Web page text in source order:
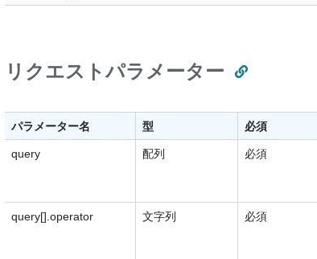
リクエストパラメーター
パラメーター名 型 必須
query 配列 必須
query[].operator 文字列 必須